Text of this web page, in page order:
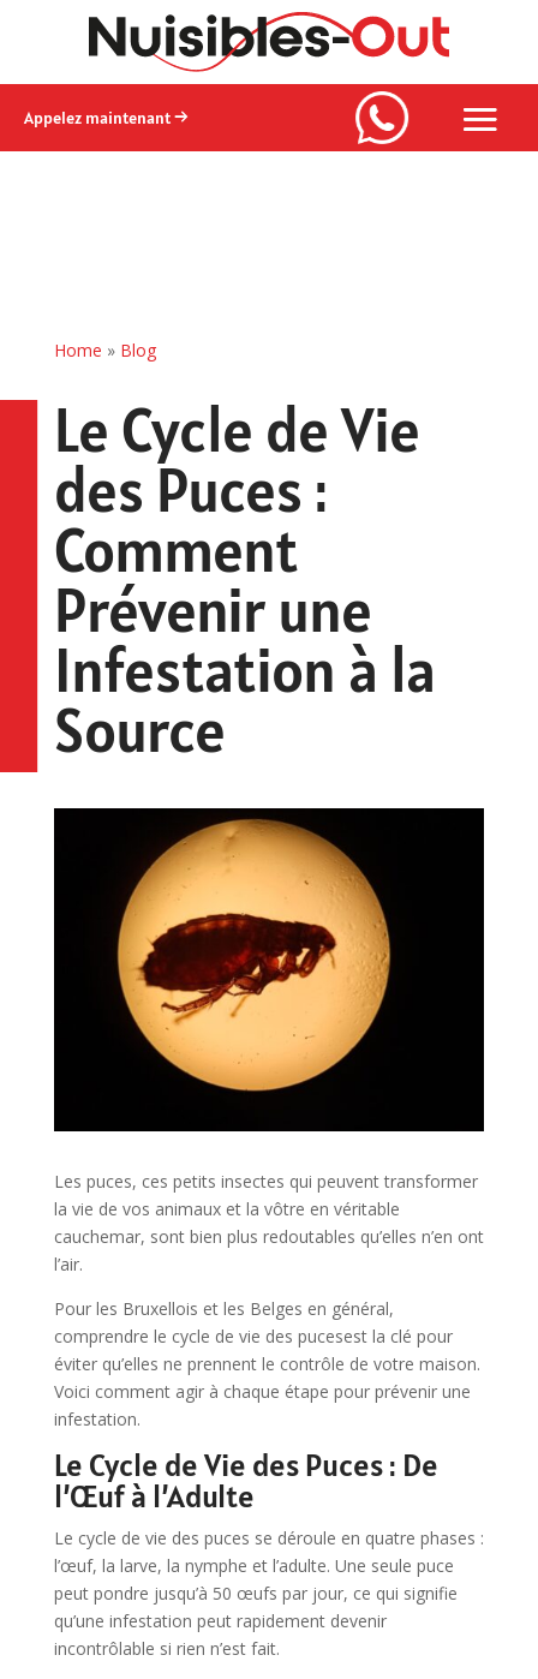
Appelez maintenant →
Home » Blog
Le Cycle de Vie
des Puces :
Comment
Prévenir une
Infestation à la
Source
Les puces, ces petits insectes qui peuvent transformer
la vie de vos animaux et la vôtre en véritable
cauchemar, sont bien plus redoutables qu’elles n’en ont
l’air.
Pour les Bruxellois et les Belges en général,
comprendre le cycle de vie des pucesest la clé pour
éviter qu’elles ne prennent le contrôle de votre maison.
Voici comment agir à chaque étape pour prévenir une
infestation.
Le Cycle de Vie des Puces : De
l’Œuf à l’Adulte
Le cycle de vie des puces se déroule en quatre phases :
l’œuf, la larve, la nymphe et l’adulte. Une seule puce
peut pondre jusqu’à 50 œufs par jour, ce qui signifie
qu’une infestation peut rapidement devenir
incontrôlable si rien n’est fait.